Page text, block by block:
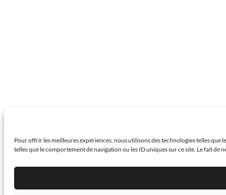
Pour offrir les meilleures expériences, nous utilisons des technologies telles
telles que le comportement de navigation ou les ID uniques sur ce site. Le fait